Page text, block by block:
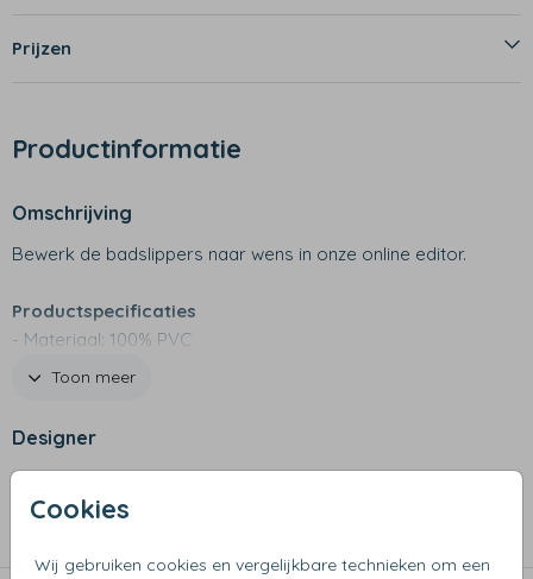
Cookies
Wij gebruiken cookies en vergelijkbare technieken om een
Prijzen
Productinformatie
Omschrijving
Bewerk de badslippers naar wens in onze online editor.
Productspecificaties
- Materiaal: 100% PVC
- Antislip zool
- Badslippers met gekleurde zool en witte flap die wordt
bedrukt
design
Toon meer
Designer